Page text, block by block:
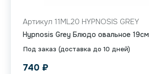
Под заказ (доставка до 10 дней)
Артикул 11ML20 HYPNOSIS GREY
Hypnosis Grey Блюдо овальное 19см
740 ₽